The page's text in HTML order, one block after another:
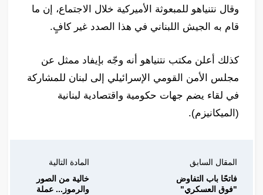
وقال نتنياهو للمبعوثة الأميركية خلال الاجتماع، إن ما
قام به الجيش اللبناني في هذا الصدد غير كافٍ.
كذلك أعلن مكتب نتنياهو أنه وجّه بإيفاد ممثل عن
مجلس الأمن القومي الإسرائيلي إلى لبنان للمشاركة
في لقاء يضم جهات حكومية واقتصادية لبنانية
(الميكانيزم).
المقال السابق
فاتحًا باب التفاوض
"فوق العسكري"
المادة التالية
خالية من الصور
والرموز... عملة